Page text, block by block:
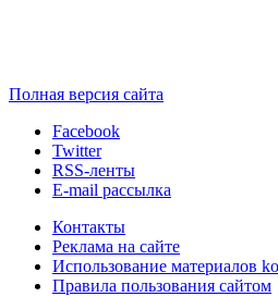
Полная версия сайта
Facebook
Twitter
RSS-ленты
E-mail рассылка
Контакты
Реклама на сайте
Использование материалов
Правила пользования сайтом